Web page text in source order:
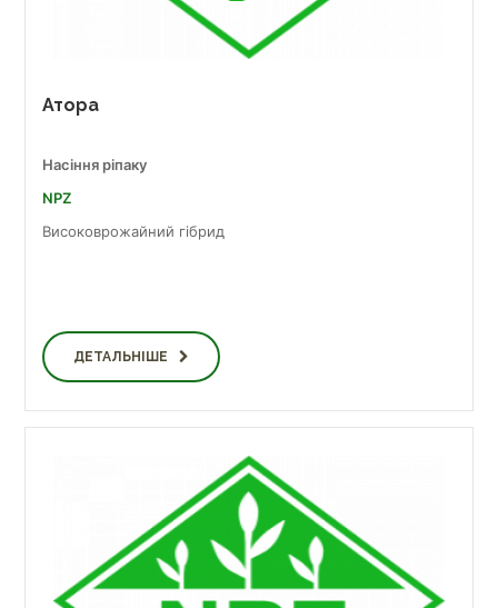
Атора
Насіння ріпаку
NPZ
Високоврожайний гібрид
ДЕТАЛЬНІШЕ